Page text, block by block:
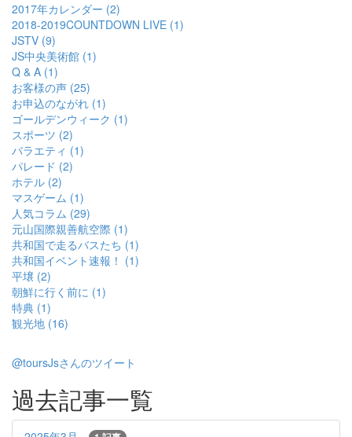
2017年カレンダー (2)
2018-2019COUNTDOWN LIVE (1)
JSTV (9)
JS中央美術館 (1)
Q & A (1)
お客様の声 (25)
お申込のながれ (1)
ゴールデンウィーク (1)
スポーツ (2)
バラエティ (1)
パレード (2)
ホテル (2)
マスゲーム (1)
人気コラム (29)
元山国際親善航空際 (1)
共和国で走るバスたち (1)
共和国イベント速報！ (1)
平壌 (2)
朝鮮に行く前に (1)
特典 (1)
観光地 (16)
@toursJsさんのツイート
過去記事一覧